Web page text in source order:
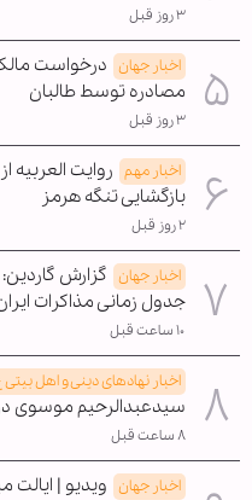
۳ روز قبل
اخبار جهان درخواست
مصادره توسط طالبان
۳ روز قبل
اخبار مهم روایت العربیه
بازگشایی تنگه هرمز
۲ روز قبل
اخبار جهان گزارش
جدول زمانی مذاکرات
۱۰ ساعت قبل
اخبار نهادهای دینی و اهل
سیدعبدالرحیم موسوی
۸ ساعت قبل
اخبار جهان ویدیو | ایالت